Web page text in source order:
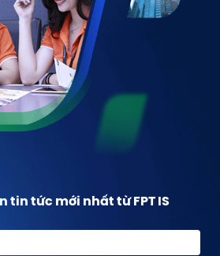
tin tức mới nhất từ FPT IS